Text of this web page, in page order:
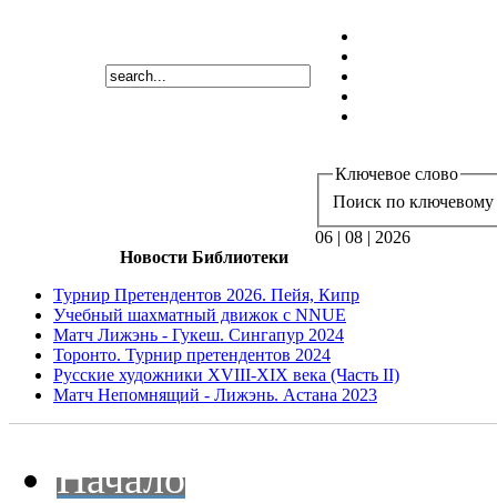
Ключевое слово
Поиск по ключевому
06 | 08 | 2026
Новости Библиотеки
Турнир Претендентов 2026. Пейя, Кипр
Учебный шахматный движок с NNUE
Матч Лижэнь - Гукеш. Сингапур 2024
Торонто. Турнир претендентов 2024
Русские художники XVIII-XIX века (Часть II)
Матч Непомнящий - Лижэнь. Астана 2023
Начало